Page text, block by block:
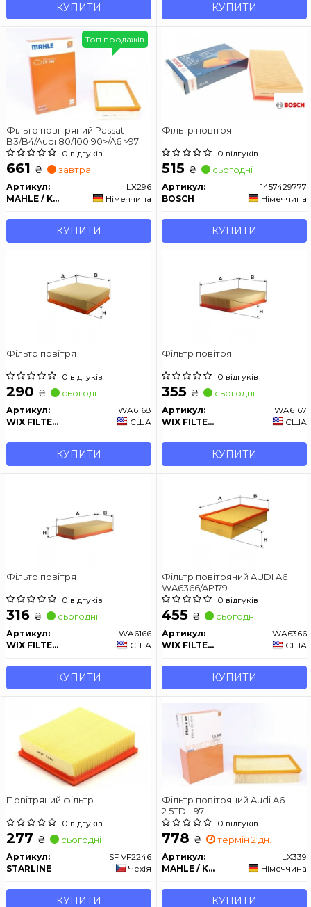
КУПИТИ КУПИТИ
Фільтр повітряний Passat
B3/B4/Audi 80/100 90>/A6 >97
KNECHT LX2960 відгуків
661 ₴ завтра
Артикул:
LX296
MAHLE / KNECHT
Німеччина
КУПИТИ
Топ продажів
Фільтр повітря
0 відгуків
515 ₴ сьогодні
Артикул:
1457429777
BOSCH
Німеччина
КУПИТИ
Фільтр повітря
0 відгуків
290 ₴ сьогодні
Артикул:
WA6168
WIX FILTERS
США
КУПИТИ
Фільтр повітря
0 відгуків
355 ₴ сьогодні
Артикул:
WA6167
WIX FILTERS
США
КУПИТИ
Фільтр повітря
0 відгуків
316 ₴ сьогодні
Артикул:
WA6166
WIX FILTERS
США
КУПИТИ
Фільтр повітряний AUDI A6
WA6366/AP179
0 відгуків
455 ₴ сьогодні
Артикул:
WA6366
WIX FILTERS
США
КУПИТИ
Повітряний фільтр
0 відгуків
277 ₴ сьогодні
Артикул:
SF VF2246
STARLINE
Чехія
КУПИТИ
Фільтр повітряний Audi A6
2.5TDI -97
0 відгуків
778 ₴ термін 2 дн.
Артикул:
LX339
MAHLE / KNECHT
Німеччина
КУПИТИ